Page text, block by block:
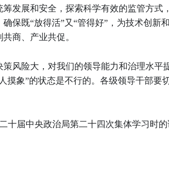
发展和安全，探索科学有效的监管方
保既“放得活”又“管得好”，为技术创
商、产业共促。
风险大，对我们的领导能力和治理水
摸象”的状态是不行的。各级领导干部要
十届中央政治局第二十四次集体学习时的